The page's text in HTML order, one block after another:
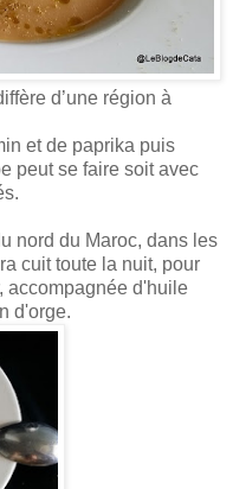
d’une région à
et de paprika puis
peut se faire soit avec
nord du Maroc, dans les
cuit toute la nuit, pour
accompagnée d'huile
d'orge.